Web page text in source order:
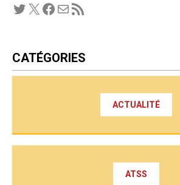
Twitter X Facebook E-mail Flux RSS
CATÉGORIES
ACTUALITÉ
ATSS